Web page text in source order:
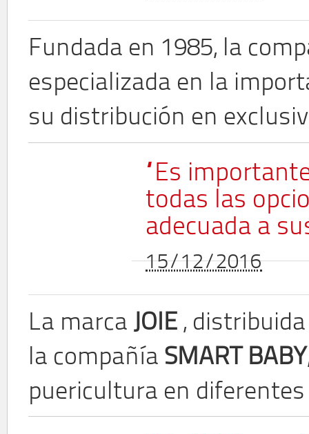
Fundada en 1985, la
especializada en la
su distribución en
“Es
todas las
adecuada a
15/12/2016
La marca JOIE ,
la compañía SMART BABY
puericultura en